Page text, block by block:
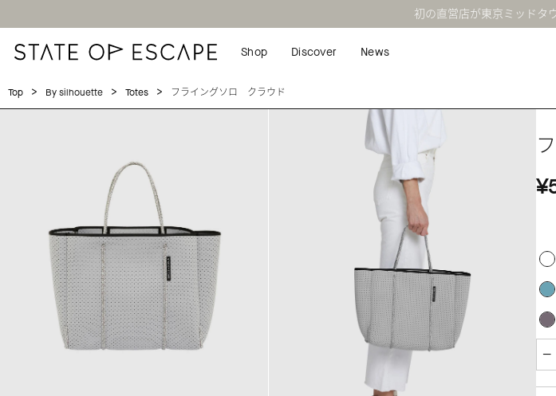
初の直営店が東京ミッドタ
Shop Discover News
Top > By silhouette > Totes > フライングソロ クラウド